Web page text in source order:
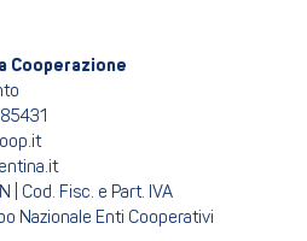
Cooperazione
| Cod. Fisc. e Part. IVA
Nazionale Enti Cooperativi